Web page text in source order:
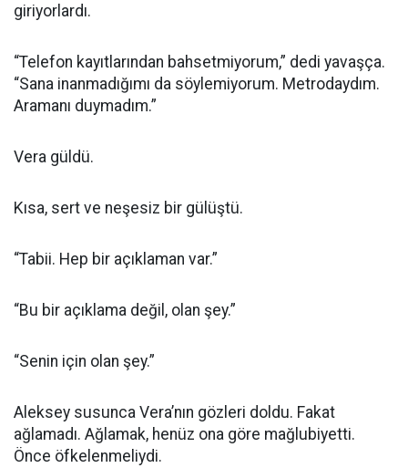
giriyorlardı.
“Telefon kayıtlarından bahsetmiyorum,” dedi yavaşça.
“Sana inanmadığımı da söylemiyorum. Metrodaydım.
Aramanı duymadım.”
Vera güldü.
Kısa, sert ve neşesiz bir gülüştü.
“Tabii. Hep bir açıklaman var.”
“Bu bir açıklama değil, olan şey.”
“Senin için olan şey.”
Aleksey susunca Vera’nın gözleri doldu. Fakat
ağlamadı. Ağlamak, henüz ona göre mağlubiyetti.
Önce öfkelenmeliydi.